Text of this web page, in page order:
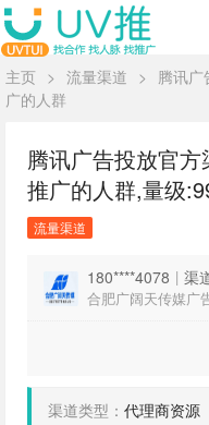
主页 > 流量渠道 >
腾讯广
广的人群
腾讯广告投放官
推广的人群,量级
流量渠道
180****4078 | 渠
合肥广阔天传媒广
渠道类型： 代理商资源